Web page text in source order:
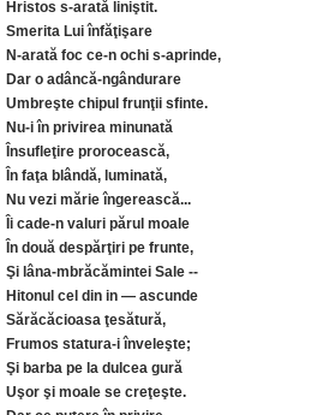
Hristos s-arată liniştit.
Smerita Lui înfăţişare
N-arată foc ce-n ochi s-aprinde,
Dar o adâncă-ngândurare
Umbreşte chipul frunţii sfinte.
Nu-i în privirea minunată
Însufleţire prorocească,
În faţa blândă, luminată,
Nu vezi mărie îngerească...
Îi cade-n valuri părul moale
În două despărţiri pe frunte,
Şi lâna-mbrăcămintei Sale --
Hitonul cel din in — ascunde
Sărăcăcioasa ţesătură,
Frumos statura-i înveleşte;
Şi barba pe la dulcea gură
Uşor şi moale se creţeşte.